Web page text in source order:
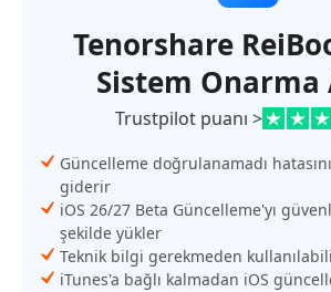
Tenorshare
Sistem Onarma
Trustpilot puanı >
Güncelleme doğrulanamadı
giderir
iOS 26/27 Beta Güncelleme'yı
şekilde yükler
Teknik bilgi gerekmeden
iTunes'a bağlı kalmadan iOS